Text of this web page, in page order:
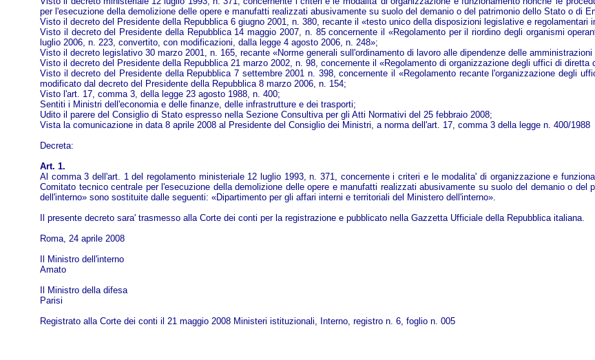
per l'esecuzione della demolizione delle opere e manufatti realizzati abusivamente su suolo del demanio o del patrimonio dello Stato o di
Visto il decreto del Presidente della Repubblica 6 giugno 2001, n. 380, recante il «testo unico della disposizioni legislative e regolamentari
Visto il decreto del Presidente della Repubblica 14 maggio 2007, n. 85 concernente il «Regolamento per il riordino degli organismi
luglio 2006, n. 223, convertito, con modificazioni, dalla legge 4 agosto 2006, n. 248»;
Visto il decreto legislativo 30 marzo 2001, n. 165, recante «Norme generali sull'ordinamento di lavoro alle dipendenze delle amministrazioni
Visto il decreto del Presidente della Repubblica 21 marzo 2002, n. 98, concernente il «Regolamento di organizzazione degli uffici di diretta
Visto il decreto del Presidente della Repubblica 7 settembre 2001 n. 398, concernente il «Regolamento recante l'organizzazione degli
modificato dal decreto del Presidente della Repubblica 8 marzo 2006, n. 154;
Visto l'art. 17, comma 3, della legge 23 agosto 1988, n. 400;
Sentiti i Ministri dell'economia e delle finanze, delle infrastrutture e dei trasporti;
Udito il parere del Consiglio di Stato espresso nella Sezione Consultiva per gli Atti Normativi del 25 febbraio 2008;
Vista la comunicazione in data 8 aprile 2008 al Presidente del Consiglio dei Ministri, a norma dell'art. 17, comma 3 della legge n. 400/1988
Decreta:
Art. 1.
Al comma 3 dell'art. 1 del regolamento ministeriale 12 luglio 1993, n. 371, concernente i criteri e le modalita' di organizzazione e
Comitato tecnico centrale per l'esecuzione della demolizione delle opere e manufatti realizzati abusivamente su suolo del demanio o
dell'interno» sono sostituite dalle seguenti: «Dipartimento per gli affari interni e territoriali del Ministero dell'interno».
Il presente decreto sara' trasmesso alla Corte dei conti per la registrazione e pubblicato nella Gazzetta Ufficiale della Repubblica italiana.
Roma, 24 aprile 2008
Il Ministro dell'interno
Amato
Il Ministro della difesa
Parisi
Registrato alla Corte dei conti il 21 maggio 2008 Ministeri istituzionali, Interno, registro n. 6, foglio n. 005